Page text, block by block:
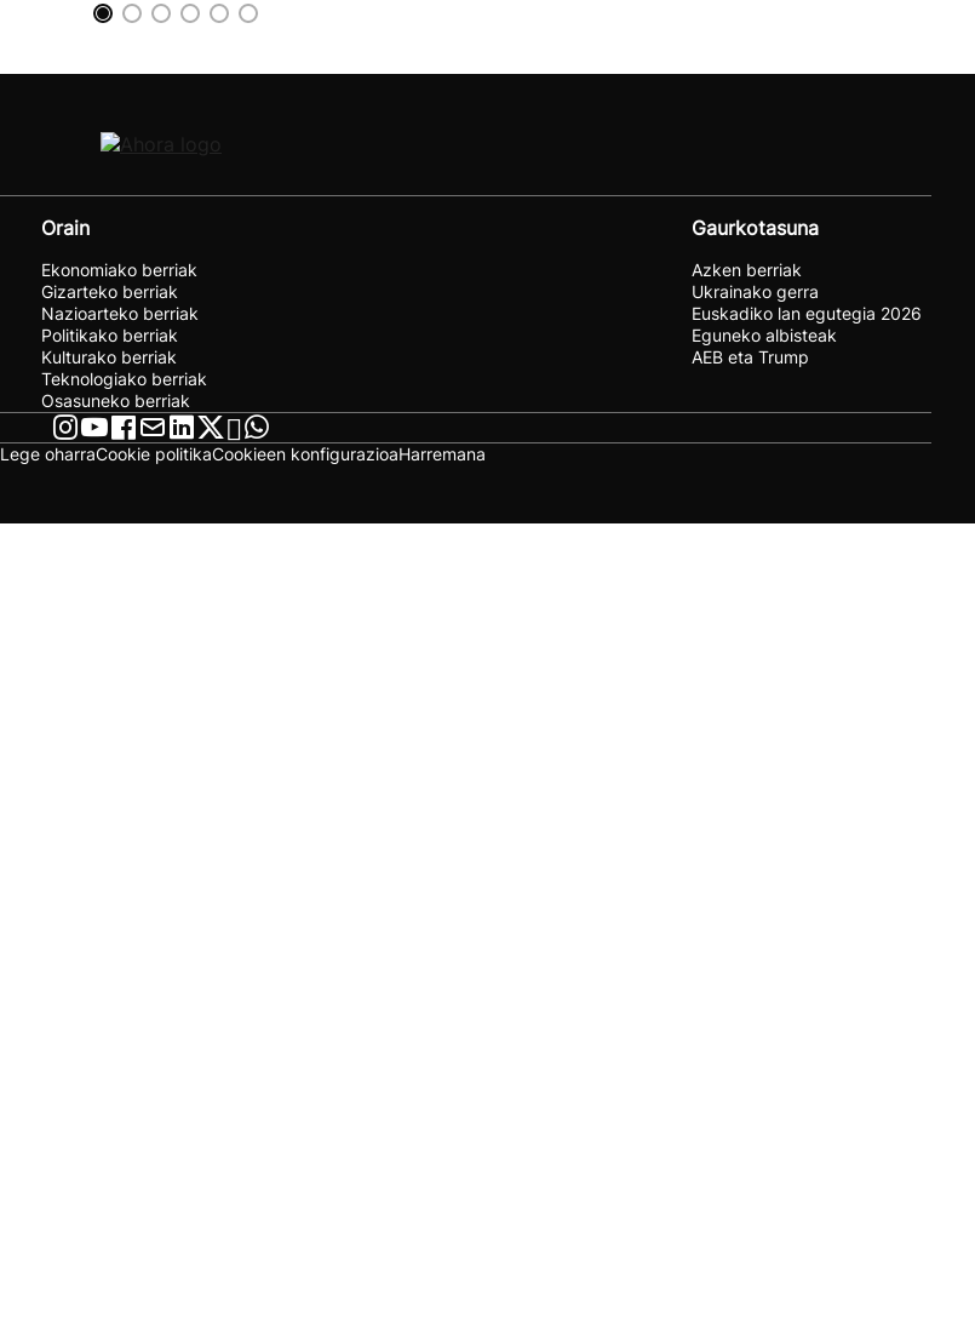
Orain
Ekonomiako berriak
Gizarteko berriak
Nazioarteko berriak
Politikako berriak
Kulturako berriak
Teknologiako berriak
Osasuneko berriak
Gaurkotasuna
Azken berriak
Ukrainako gerra
Euskadiko lan egutegia 2026
Eguneko albisteak
AEB eta Trump
Lege oharraCookie politikaCookieen konfigurazioaHarremana